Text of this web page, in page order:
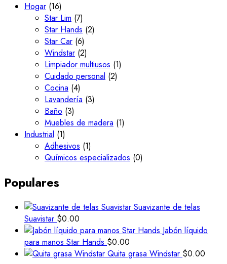
Hogar (16)
Star Lim (7)
Star Hands (2)
Star Car (6)
Windstar (2)
Limpiador multiusos (1)
Cuidado personal (2)
Cocina (4)
Lavandería (3)
Baño (3)
Muebles de madera (1)
Industrial (1)
Adhesivos (1)
Químicos especializados (0)
Populares
Suavizante de telas
Suavistar $0.00
Jabón líquido
para manos Star Hands $0.00
Quita grasa Windstar $0.00